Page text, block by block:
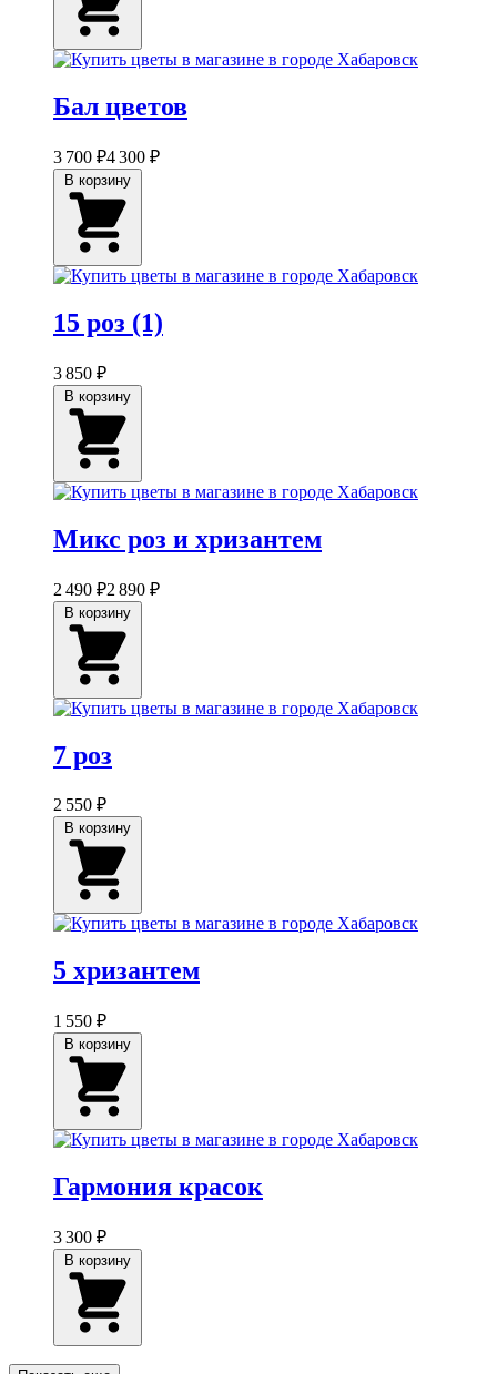
Бал цветов
3 700 ₽4 300 ₽
15 роз (1)
3 850 ₽
Микс роз и хризантем
2 490 ₽2 890 ₽
7 роз
2 550 ₽
5 хризантем
1 550 ₽
Гармония красок
3 300 ₽